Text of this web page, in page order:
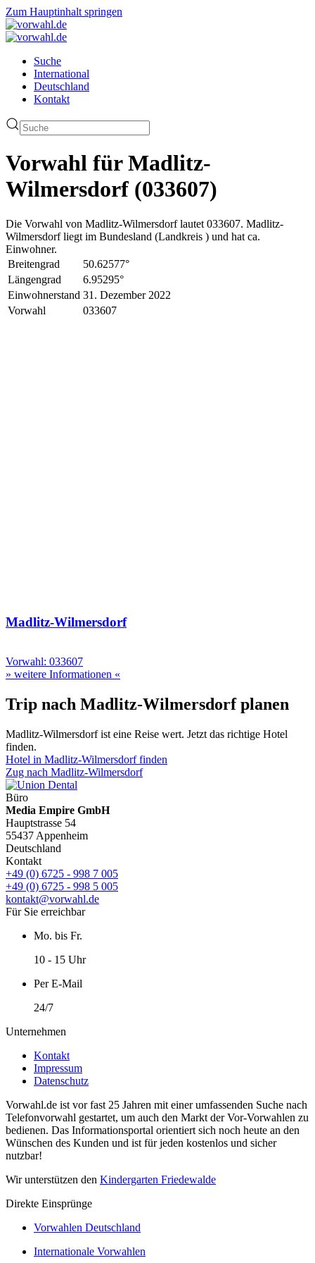
Zum Hauptinhalt springen
Suche
International
Deutschland
Kontakt
Vorwahl für Madlitz-
Wilmersdorf (033607)
Die Vorwahl von Madlitz-Wilmersdorf lautet 033607. Madlitz-
Wilmersdorf liegt im Bundesland (Landkreis ) und hat ca.
Einwohner.
Breitengrad
50.62577°
Längengrad
6.95295°
Einwohnerstand 31. Dezember 2022
Vorwahl
033607
Madlitz-Wilmersdorf
Vorwahl: 033607
» weitere Informationen «
Trip nach Madlitz-Wilmersdorf planen
Madlitz-Wilmersdorf ist eine Reise wert. Jetzt das richtige Hotel
finden.
Hotel in Madlitz-Wilmersdorf finden
Zug nach Madlitz-Wilmersdorf
Büro
Media Empire GmbH
Hauptstrasse 54
55437 Appenheim
Deutschland
Kontakt
+49 (0) 6725 - 998 7 005
+49 (0) 6725 - 998 5 005
kontakt@vorwahl.de
Für Sie erreichbar
Mo. bis Fr.
10 - 15 Uhr
Per E-Mail
24/7
Unternehmen
Kontakt
Impressum
Datenschutz
Vorwahl.de ist vor fast 25 Jahren mit einer umfassenden Suche nach
Telefonvorwahl gestartet, um auch den Markt der Vor-Vorwahlen zu
bedienen. Das Informationsportal orientiert sich noch heute an den
Wünschen des Kunden und ist für jeden kostenlos und sicher
nutzbar!
Wir unterstützen den Kindergarten Friedewalde
Direkte Einsprünge
Vorwahlen Deutschland
Internationale Vorwahlen